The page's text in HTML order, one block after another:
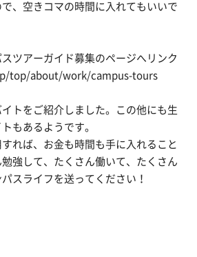
、空きコマの時間に入れてもいいで
ツアーガイド募集のページへリンク
top/about/work/campus-tours
トをご紹介しました。この他にも生
もあるようです。
れば、お金も時間も手に入れること
強して、たくさん働いて、たくさん
スライフを送ってください！